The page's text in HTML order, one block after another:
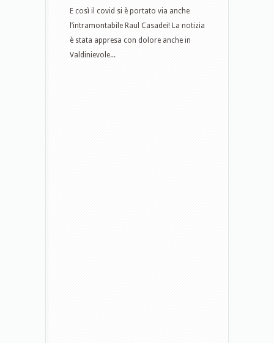
E così il covid si è portato via anche
l’intramontabile Raul Casadei! La notizia
è stata appresa con dolore anche in
Valdinievole...